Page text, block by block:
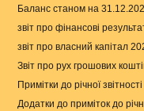
Баланс станом на
звіт про фінансові
звіт про власний капітал
Звіт про рух грошових
Примітки до річної
Додатки до приміток до